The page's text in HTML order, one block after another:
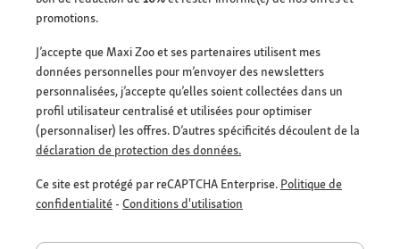
promotions.
J’accepte que Maxi Zoo et ses partenaires utilisent mes
données personnelles pour m’envoyer des newsletters
personnalisées, j’accepte qu’elles soient collectées dans un
profil utilisateur centralisé et utilisées pour optimiser
(personnaliser) les offres. D’autres spécificités découlent de la
déclaration de protection des données.
Ce site est protégé par reCAPTCHA Enterprise. Politique de
confidentialité - Conditions d'utilisation